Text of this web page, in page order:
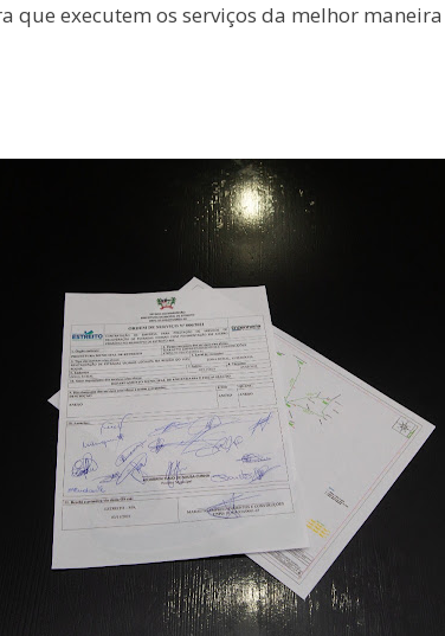
que executem os serviços da melhor